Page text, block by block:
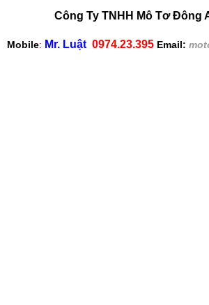
Ty TNHH Mô Tơ Đông
: Mr. Luật 0974.23.395 Email: